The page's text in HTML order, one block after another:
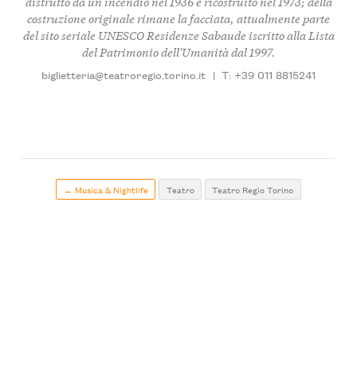
costruzione originale rimane la facciata, attualmente parte
del sito seriale UNESCO Residenze Sabaude iscritto alla Lista
del Patrimonio dell'Umanità dal 1997.
biglietteria@teatroregio.torino.it | T: +39 011 8815241
← Musica & Nightlife Teatro Teatro Regio Torino